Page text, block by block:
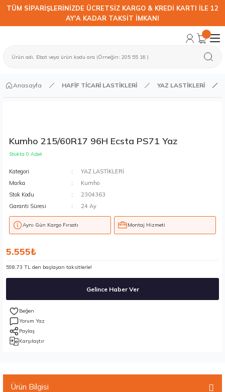
TÜM SİPARİŞLERİNİZDE ÜCRETSİZ KARGO & KREDİ KARTI İLE 12
AY'A KADAR TAKSİT İMKANI
Anasayfa HAFİF TİCARİ LASTİKLERİ YAZ LASTİKLERİ
Kumho 215/60R17 96H Ecsta PS71 Yaz
Stokta 0 Adet
Kategori
YAZ LASTİKLERİ
Marka
Kumho
Stok Kodu
2304363
Garanti Süresi
24 Ay
Aynı Gün Kargo Fırsatı Montaj Hizmeti
5.555₺
598,73 TL den başlayan taksitlerle!
Gelince Haber Ver
Yorum Yaz
Paylaş
Karşılaştır
Ürün Bilgisi